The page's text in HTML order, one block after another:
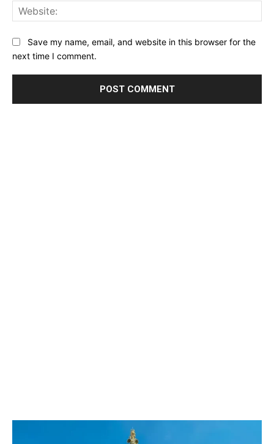
Save my name, email, and website in this browser for the
next time I comment.